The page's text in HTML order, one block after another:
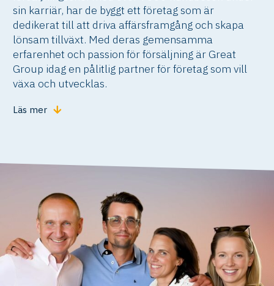
sin karriär, har de byggt ett företag som är
dedikerat till att driva affärsframgång och skapa
lönsam tillväxt. Med deras gemensamma
erfarenhet och passion för försäljning är Great
Group idag en pålitlig partner för företag som vill
växa och utvecklas.
Läs mer